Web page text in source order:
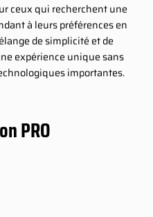
ceux qui recherchent une
à leurs préférences en
de simplicité et de
expérience unique sans
importantes.
PRO